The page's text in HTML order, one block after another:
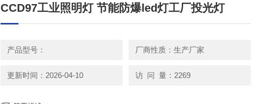
CCD97工业照明灯 节能防爆led灯工厂投光灯
产品型号： 厂商性质：生产厂家
更新时间：2026-04-10 访 问 量：2269